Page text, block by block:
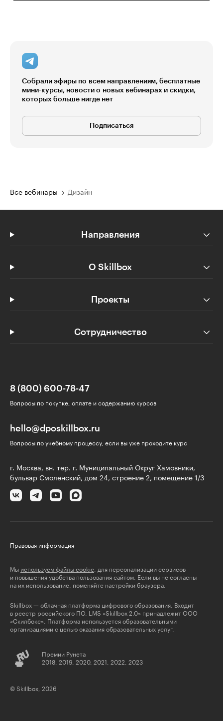
Собрали эфиры по всем направлениям, бесплатные
мини-курсы, новости о новых вебинарах и скидки,
которых больше нигде нет
Подписаться
Все вебинары Дизайн
Направления
О Skillbox
Проекты
Сотрудничество
8 (800) 600-78-47
Вопросы по покупке, оплате и содержанию курсов
hello@dposkillbox.ru
Вопросы по учебному процессу, если вы уже проходите курс
г. Москва, вн. тер. г. Муниципальный Округ Хамовники,
бульвар Смоленский, дом 24, строение 2, помещение 1/3
Правовая информация
Мы используем файлы cookie , для персонализации сервисов
и повышения удобства пользования сайтом. Если вы не согласны
на их использование, поменяйте настройки браузера.
Skillbox — облачная платформа цифрового образования. Входит
в реестр российского ПО. LMS «Skillbox 2.0» принадлежит ООО
«Скилбокс». Платформа используется образовательными
организациями с целью оказания образовательных услуг.
Премии Рунета
2018, 2019, 2020, 2021, 2022, 2023
© Skillbox, 2026